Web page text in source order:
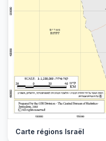
Carte régions Israël